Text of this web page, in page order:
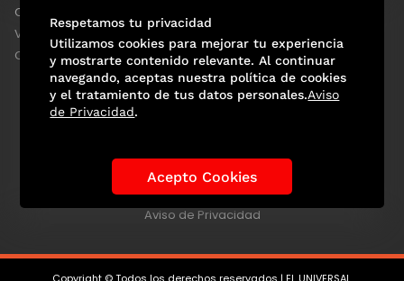
Clase
ViveUSA
Confabulario
Historia de los Mundiales Lo viral
Anécdotas Mundialistas
Las Figuras Tendencias Directorio
Aviso de Privacidad
Copyright © Todos los derechos reservados | EL UNIVERSAL,
Respetamos tu privacidad
Utilizamos cookies para mejorar tu experiencia
y mostrarte contenido relevante. Al continuar
navegando, aceptas nuestra política de cookies
y el tratamiento de tus datos personales.Aviso
de Privacidad.
Acepto Cookies